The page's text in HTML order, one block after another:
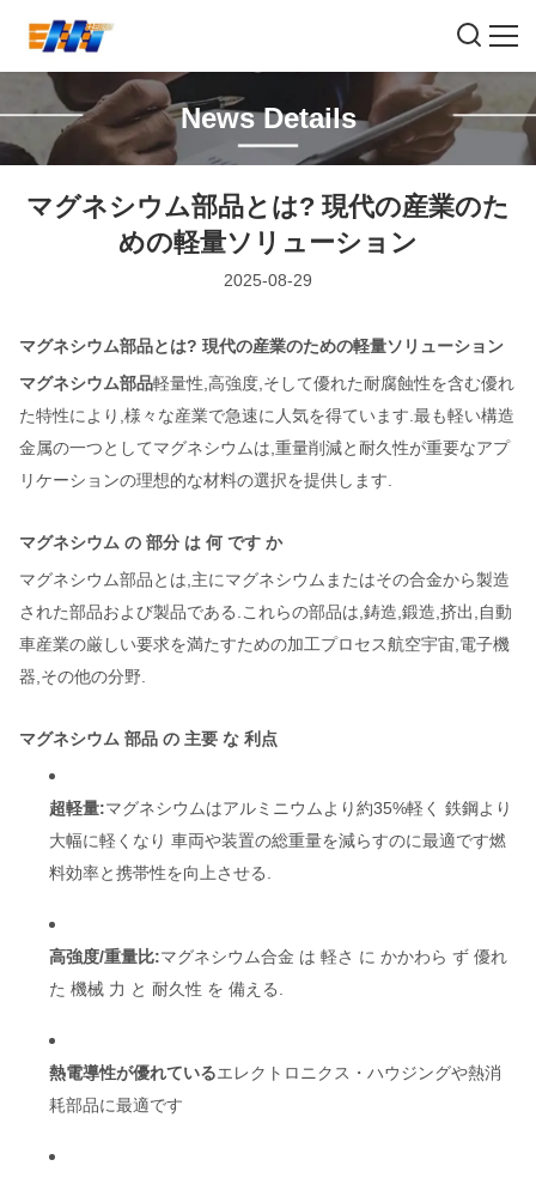
News Details
マグネシウム部品とは? 現代の産業のた
めの軽量ソリューション
2025-08-29
マグネシウム部品とは? 現代の産業のための軽量ソリューション
マグネシウム部品軽量性,高強度,そして優れた耐腐蝕性を含む優れ
た特性により,様々な産業で急速に人気を得ています.最も軽い構造
金属の一つとしてマグネシウムは,重量削減と耐久性が重要なアプ
リケーションの理想的な材料の選択を提供します.
マグネシウム の 部分 は 何 です か
マグネシウム部品とは,主にマグネシウムまたはその合金から製造
された部品および製品である.これらの部品は,鋳造,鍛造,挤出,自動
車産業の厳しい要求を満たすための加工プロセス航空宇宙,電子機
器,その他の分野.
マグネシウム 部品 の 主要 な 利点
超軽量:マグネシウムはアルミニウムより約35%軽く 鉄鋼より
大幅に軽くなり 車両や装置の総重量を減らすのに最適です燃
料効率と携帯性を向上させる.
高強度/重量比:マグネシウム合金 は 軽さ に かかわら ず 優れ
た 機械 力 と 耐久性 を 備える.
熱電導性が優れているエレクトロニクス・ハウジングや熱消
耗部品に最適です